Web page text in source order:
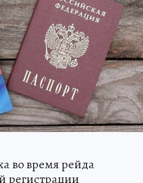
во время рейда
регистрации